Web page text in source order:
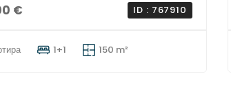
€ ID : 767910
1+1 150 m²